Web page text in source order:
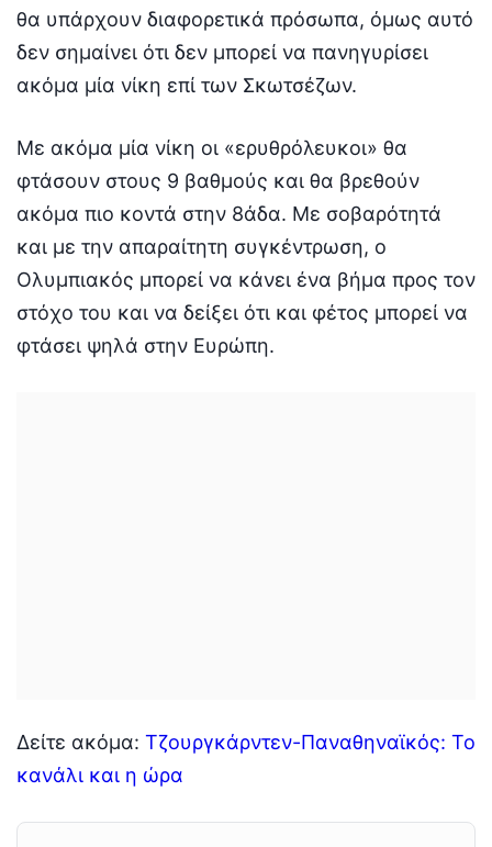
θα υπάρχουν διαφορετικά πρόσωπα, όμως αυτό
δεν σημαίνει ότι δεν μπορεί να πανηγυρίσει
ακόμα μία νίκη επί των Σκωτσέζων.
Με ακόμα μία νίκη οι «ερυθρόλευκοι» θα
φτάσουν στους 9 βαθμούς και θα βρεθούν
ακόμα πιο κοντά στην 8άδα. Με σοβαρότητά
και με την απαραίτητη συγκέντρωση, ο
Ολυμπιακός μπορεί να κάνει ένα βήμα προς τον
στόχο του και να δείξει ότι και φέτος μπορεί να
φτάσει ψηλά στην Ευρώπη.
Δείτε ακόμα: Τζουργκάρντεν-Παναθηναϊκός: Το
κανάλι και η ώρα